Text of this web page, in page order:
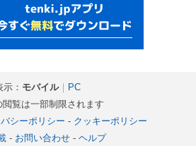
示： モバイル｜ PC
覧は一部制限されます
シーポリシー - クッキーポリシー
- お問い合わせ- ヘルプ